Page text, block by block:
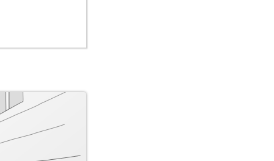
10:45 UTC. URL:
2016,
2015,